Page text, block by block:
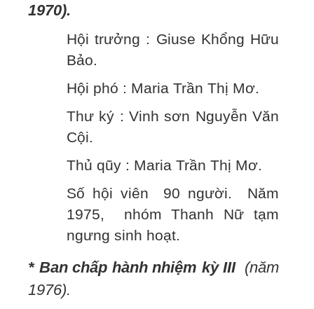
1970).
Hội trưởng : Giuse Khổng Hữu
Bảo.
Hội phó : Maria Trần Thị Mơ.
Thư ký : Vinh sơn Nguyễn Văn
Cội.
Thủ qũy : Maria Trần Thị Mơ.
Số hội viên 90 người. Năm
1975, nhóm Thanh Nữ tạm
ngưng sinh hoạt.
* Ban chấp hành nhiệm kỳ III (năm
1976).